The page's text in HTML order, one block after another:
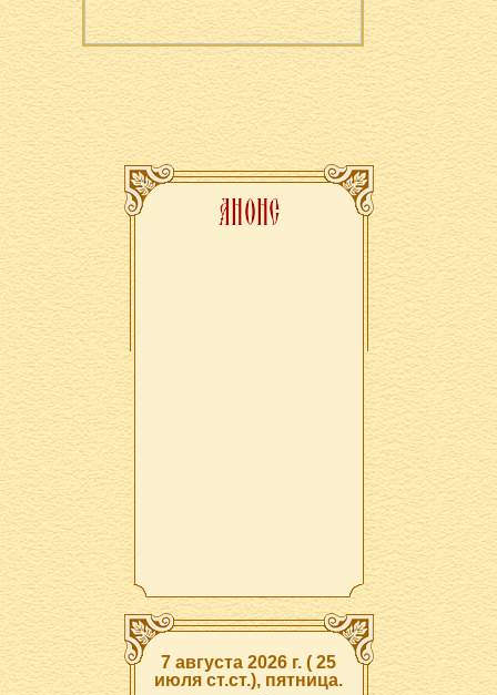
7 августа 2026 г. ( 25
июля ст.ст.), пятница.